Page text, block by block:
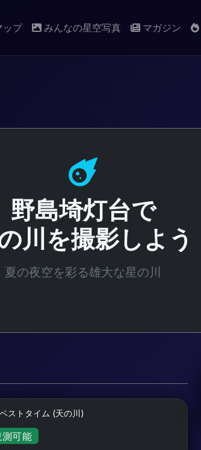
ップ みんなの星空写真 マガジン
野島埼灯台で
川を撮影しよう
夏の夜空を彩る雄大な星の川
ベストタイム (天の川)
測可能